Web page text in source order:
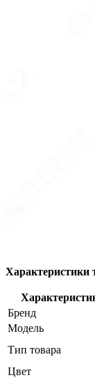
Характеристики
Бренд
Модель
Тип товара
Цвет